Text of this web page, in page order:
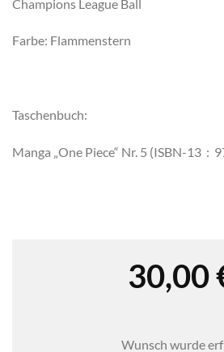
Champions League Ball
Farbe: Flammenstern
Taschenbuch:
Manga „One Piece“ Nr. 5 ( ISBN-13 ‏ : ‎
30,00
Wunsch wurde